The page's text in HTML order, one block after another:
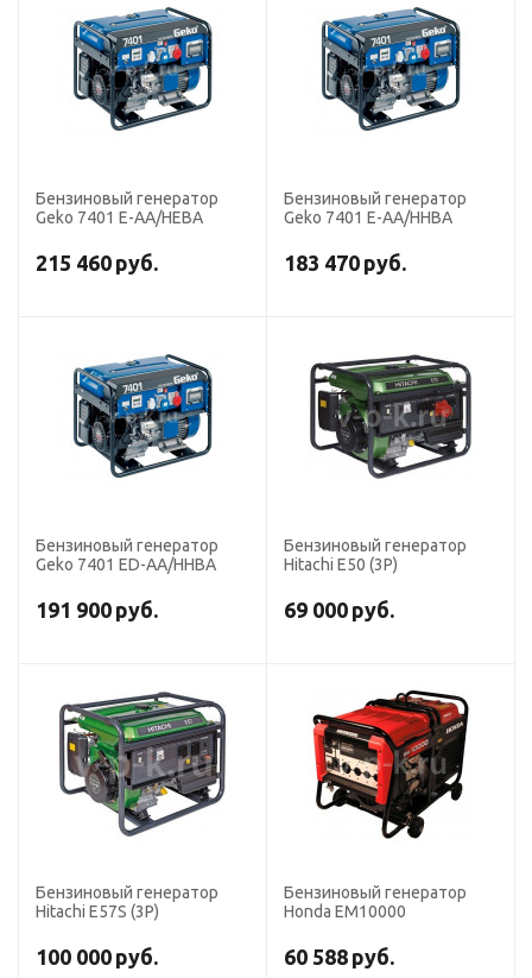
Бензиновый генератор
Geko 7401 E-AA/HEBA
215 460 руб.
Бензиновый генератор
Geko 7401 E-AA/HHBA
183 470 руб.
Бензиновый генератор
Geko 7401 ED-AA/HHBA
191 900 руб.
Бензиновый генератор
Hitachi E50 (3P)
69 000 руб.
Бензиновый генератор
Hitachi E57S (3P)
100 000 руб.
Бензиновый генератор
Honda EM10000
60 588 руб.